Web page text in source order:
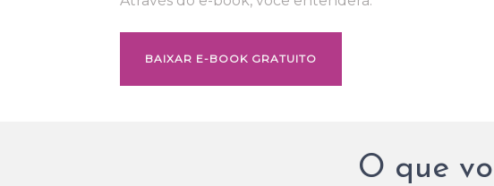
BAIXAR E-BOOK GRATUITO
O que